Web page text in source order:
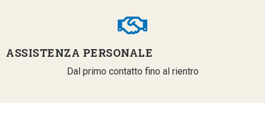
ASSISTENZA PERSONALE
Dal primo contatto fino al rientro